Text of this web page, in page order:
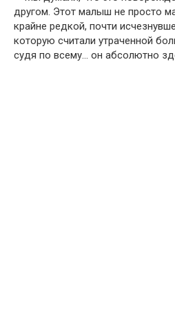
другом. Этот малыш не просто
крайне редкой, почти
которую считали утраченной
судя по всему… он абсолютно